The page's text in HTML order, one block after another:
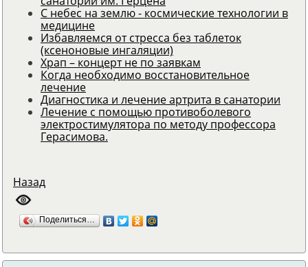
С небес на землю - космические технологии в
медицине
Избавляемся от стресса без таблеток
(ксеноновые ингаляции)
Храп – концерт не по заявкам
Когда необходимо восстановительное
лечение
Диагностика и лечение артрита в санатории
Лечение с помощью противоболевого
электростимулятора по методу профессора
Герасимова.
Назад
Поделиться…